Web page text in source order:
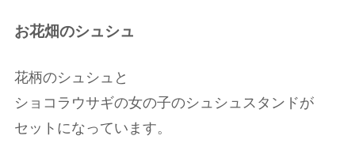
お花畑のシュシュ
花柄のシュシュと
ショコラウサギの女の子のシュシュスタンドが
セットになっています。